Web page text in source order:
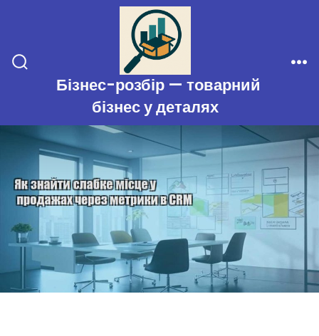
вмісту
Перемикач
пошукуБізнес-розбір — товарний
бізнес у деталях